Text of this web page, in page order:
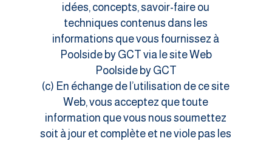
idées, concepts, savoir-faire ou
techniques contenus dans les
informations que vous fournissez à
Poolside by GCT via le site Web
Poolside by GCT
(c) En échange de l’utilisation de ce site
Web, vous acceptez que toute
information que vous nous soumettez
soit à jour et complète et ne viole pas les